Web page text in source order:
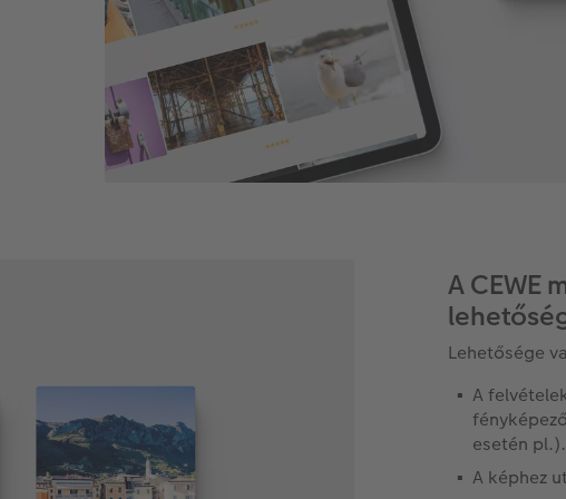
A CEWE
Lehetősége
A
esetén pl.).
A képhez